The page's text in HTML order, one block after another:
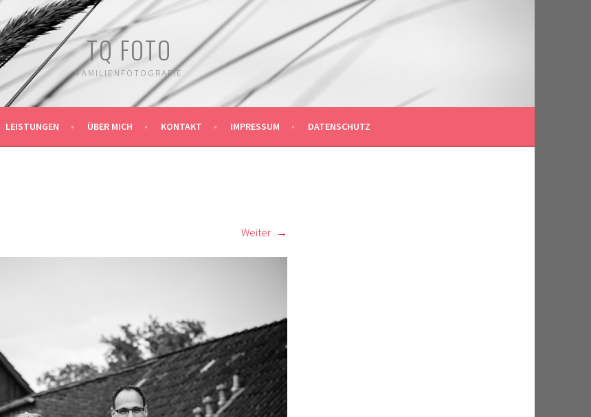
TQ FOTO
FAMILIENFOTOGRAFIE
LEISTUNGEN ÜBER MICH KONTAKT IMPRESSUM DATENSCHUTZ
Weiter